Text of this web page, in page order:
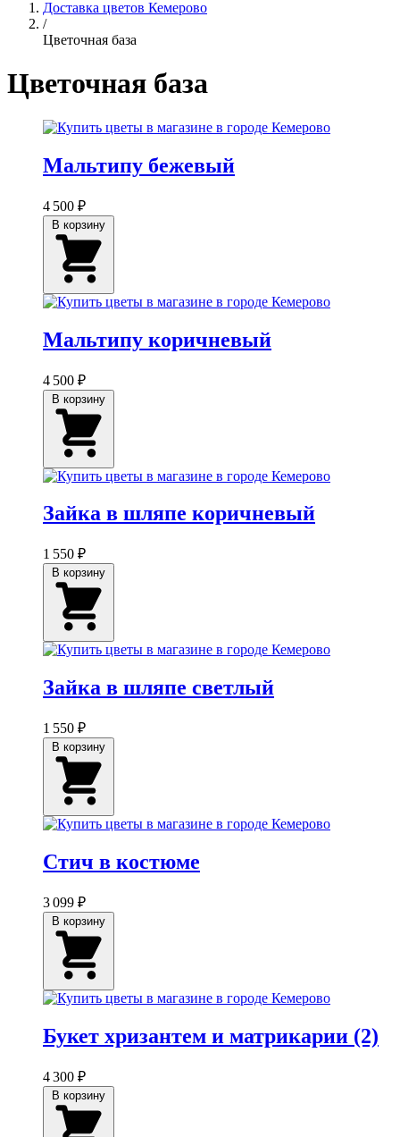
Доставка цветов Кемерово
/
Цветочная база
Цветочная база
Мальтипу бежевый
4 500 ₽
Мальтипу коричневый
4 500 ₽
Зайка в шляпе коричневый
1 550 ₽
Зайка в шляпе светлый
1 550 ₽
Стич в костюме
3 099 ₽
Букет хризантем и матрикарии (2)
4 300 ₽